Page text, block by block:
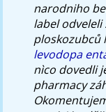
narodniho
label odveleli
ploskozubců
levodopa
nìco dovedli
pharmacy